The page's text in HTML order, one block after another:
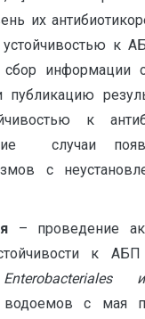
их
к
информации
к
случаи
с
– проведение
к
Enterobacteriales
с мая